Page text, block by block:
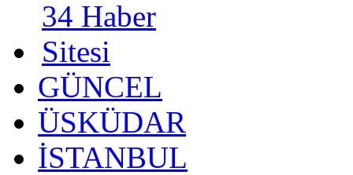
GÜNCEL
ÜSKÜDAR
İSTANBUL